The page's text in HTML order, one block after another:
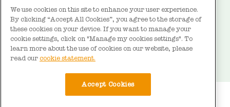
Duurzaamheid
FOOTER
Over Vandemoortele
Contact
Gebruiksvoorwaarden Cookieverklaring
We use cookies on this site to enhance your user experience.
By clicking “Accept All Cookies”, you agree to the storage of
these cookies on your device. If you want to manage your
cookie settings, click on "Manage my cookies settings". To
learn more about the use of cookies on our website, please
read our cookie statement.
Accept Cookies